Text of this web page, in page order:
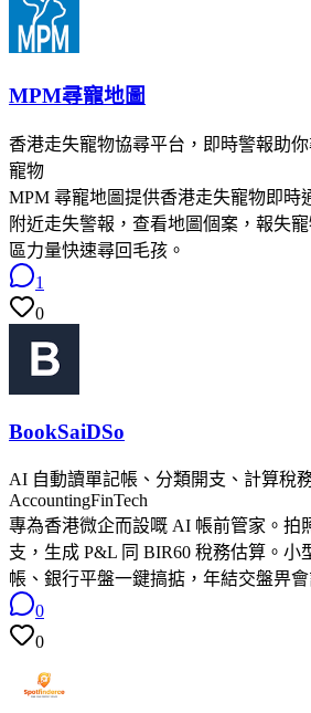
MPM尋寵地圖
香港走失寵物協尋平台，即時警報助
寵物
MPM 尋寵地圖提供香港走失寵物即時
附近走失警報，查看地圖個案，報失
區力量快速尋回毛孩。
1
0
BookSaiDSo
AI 自動讀單記帳、分類開支、計算稅
AccountingFinTech
專為香港微企而設嘅 AI 帳前管家。拍
支，生成 P&L 同 BIR60 稅務估算。小
帳、銀行平盤一鍵搞掂，年結交盤畀會
0
0